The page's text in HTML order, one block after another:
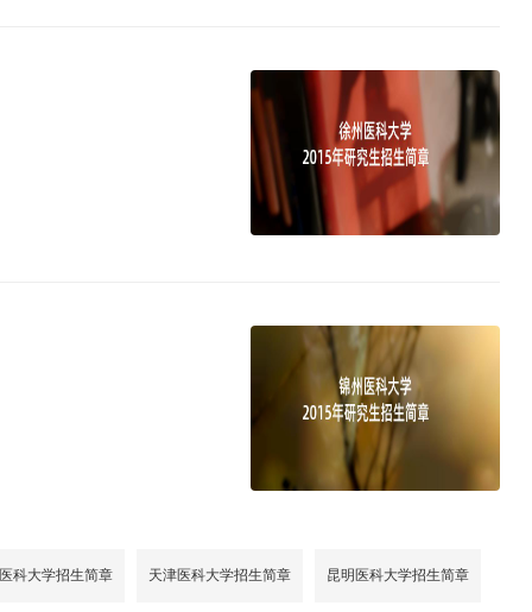
科大学招生简章 天津医科大学招生简章 昆明医科大学招生简章